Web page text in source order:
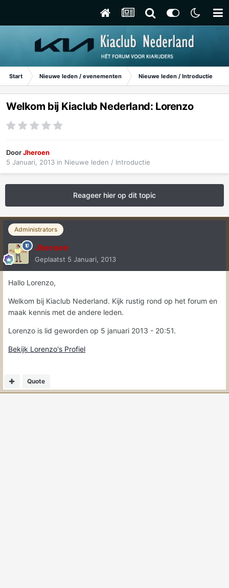
Start Nieuwe leden / evenementen Nieuwe leden / Introductie
Welkom bij Kiaclub Nederland: Lorenzo
DoorJheroen
5 Januari, 2013 in Nieuwe leden / Introductie
Reageer hier op dit topic
Administrators
Jheroen
Geplaatst 5 Januari, 2013
Hallo Lorenzo,
Welkom bij Kiaclub Nederland. Kijk rustig rond op het forum en
maak kennis met de andere leden.
Lorenzo is lid geworden op 5 januari 2013 - 20:51.
Bekijk Lorenzo's Profiel
Quote